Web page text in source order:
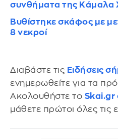
συνθήματα της Κάμαλα
Βυθίστηκε σκάφος με
8 νεκροί
Διαβάστε τις Ειδήσεις
ενημερωθείτε για τα
Ακολουθήστε το Skai.gr
μάθετε πρώτοι όλες τις